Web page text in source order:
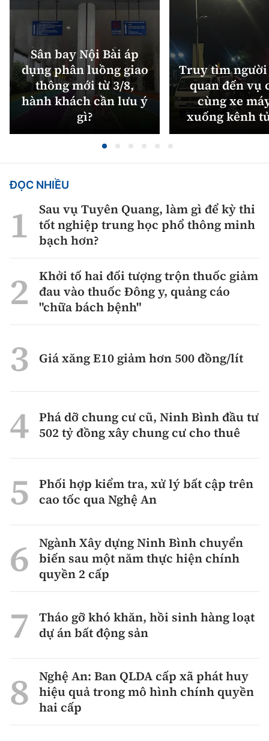
Sân bay Nội Bài áp
dụng phân luồng giao
thông mới từ 3/8,
hành khách cần lưu ý
gì?
Truy tìm
quan đến vụ
cùng xe
xuống kênh
ĐỌC NHIỀU
Sau vụ Tuyên Quang, làm gì để kỳ thi
tốt nghiệp trung học phổ thông minh
bạch hơn?
Khởi tố hai đối tượng trộn thuốc giảm
đau vào thuốc Đông y, quảng cáo
"chữa bách bệnh"
Giá xăng E10 giảm hơn 500 đồng/lít
Phá dỡ chung cư cũ, Ninh Bình đầu tư
502 tỷ đồng xây chung cư cho thuê
Phối hợp kiểm tra, xử lý bất cập trên
cao tốc qua Nghệ An
Ngành Xây dựng Ninh Bình chuyển
biến sau một năm thực hiện chính
quyền 2 cấp
Tháo gỡ khó khăn, hồi sinh hàng loạt
dự án bất động sản
Nghệ An: Ban QLDA cấp xã phát huy
hiệu quả trong mô hình chính quyền
hai cấp